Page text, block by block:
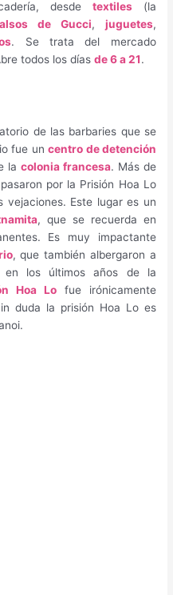
desde textiles(la
de Gucci, juguetes,
. Se trata del mercado
todos los díasde 6 a 21.
de las barbaries que se
fue uncentro de detención
la colonia francesa. Más de
por la Prisión Hoa Lo
vejaciones. Este lugar es un
, que se recuerda en
Es muy impactante
, que también albergaron a
en los últimos años de la
Hoa Lofue irónicamente
duda la prisión Hoa Lo es